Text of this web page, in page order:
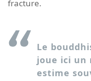
fracture.
Le
joue ici un
estime